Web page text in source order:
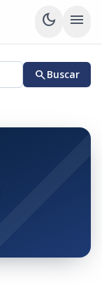
dark_mode menu
searchBuscar